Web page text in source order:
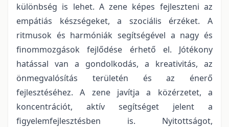
különbség is lehet. A zene képes fejleszteni az
empátiás készségeket, a szociális érzéket. A
ritmusok és harmóniák segítségével a nagy és
finommozgások fejlődése érhető el. Jótékony
hatással van a gondolkodás, a kreativitás, az
önmegvalósítás területén és az énerő
fejlesztéséhez. A zene javítja a közérzetet, a
koncentrációt, aktív segítséget jelent a
figyelemfejlesztésben is. Nyitottságot,